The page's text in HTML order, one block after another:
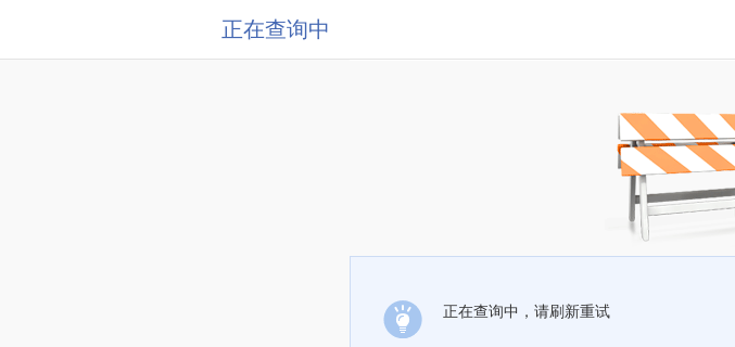
正在查询中
正在查询中，请刷新重试